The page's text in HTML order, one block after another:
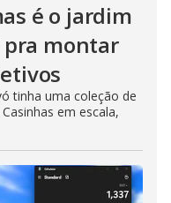
é o jardim
pra montar
tinha uma coleção de
em escala,